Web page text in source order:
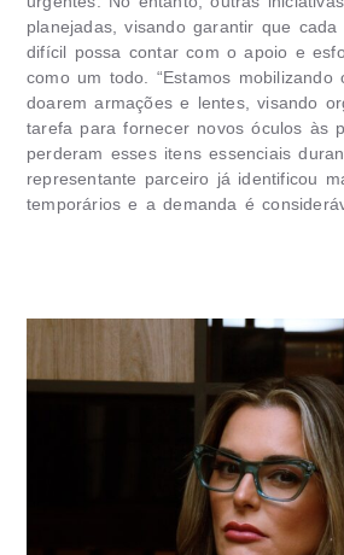
planejadas, visando garantir que
difícil possa contar com o apoio e
como um todo. “Estamos mobilizando
doarem armações e lentes, visando
tarefa para fornecer novos óculos às
perderam esses itens essenciais
representante parceiro já identificou
temporários e a demanda é